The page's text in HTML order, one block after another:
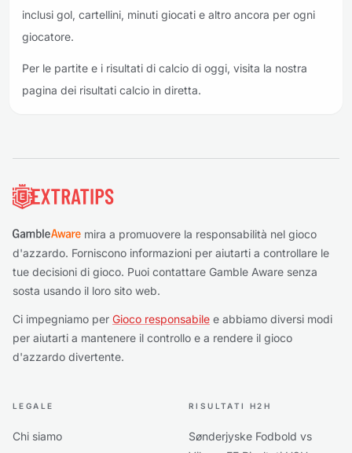
inclusi gol, cartellini, minuti giocati e altro ancora per ogni
giocatore.
Per le partite e i risultati di calcio di oggi, visita la nostra
pagina dei risultati calcio in diretta.
mira a promuovere la responsabilità nel gioco
d'azzardo. Forniscono informazioni per aiutarti a controllare le
tue decisioni di gioco. Puoi contattare Gamble Aware senza
sosta usando il loro sito web.
Ci impegniamo per Gioco responsabile e abbiamo diversi modi
per aiutarti a mantenere il controllo e a rendere il gioco
d'azzardo divertente.
LEGALE
Chi siamo
RISULTATI H2H
Sønderjyske Fodbold vs